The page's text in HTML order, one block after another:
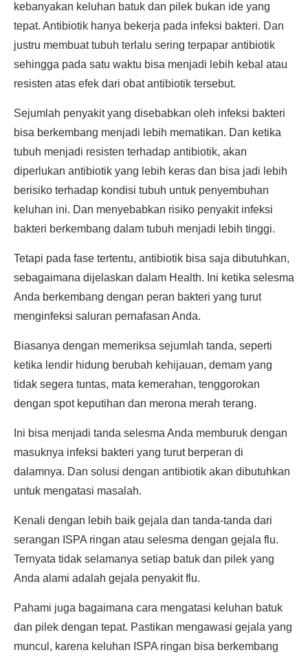
kebanyakan keluhan batuk dan pilek bukan ide yang
tepat. Antibiotik hanya bekerja pada infeksi bakteri. Dan
justru membuat tubuh terlalu sering terpapar antibiotik
sehingga pada satu waktu bisa menjadi lebih kebal atau
resisten atas efek dari obat antibiotik tersebut.
Sejumlah penyakit yang disebabkan oleh infeksi bakteri
bisa berkembang menjadi lebih mematikan. Dan ketika
tubuh menjadi resisten terhadap antibiotik, akan
diperlukan antibiotik yang lebih keras dan bisa jadi lebih
berisiko terhadap kondisi tubuh untuk penyembuhan
keluhan ini. Dan menyebabkan risiko penyakit infeksi
bakteri berkembang dalam tubuh menjadi lebih tinggi.
Tetapi pada fase tertentu, antibiotik bisa saja dibutuhkan,
sebagaimana dijelaskan dalam Health. Ini ketika selesma
Anda berkembang dengan peran bakteri yang turut
menginfeksi saluran pernafasan Anda.
Biasanya dengan memeriksa sejumlah tanda, seperti
ketika lendir hidung berubah kehijauan, demam yang
tidak segera tuntas, mata kemerahan, tenggorokan
dengan spot keputihan dan merona merah terang.
Ini bisa menjadi tanda selesma Anda memburuk dengan
masuknya infeksi bakteri yang turut berperan di
dalamnya. Dan solusi dengan antibiotik akan dibutuhkan
untuk mengatasi masalah.
Kenali dengan lebih baik gejala dan tanda-tanda dari
serangan ISPA ringan atau selesma dengan gejala flu.
Ternyata tidak selamanya setiap batuk dan pilek yang
Anda alami adalah gejala penyakit flu.
Pahami juga bagaimana cara mengatasi keluhan batuk
dan pilek dengan tepat. Pastikan mengawasi gejala yang
muncul, karena keluhan ISPA ringan bisa berkembang